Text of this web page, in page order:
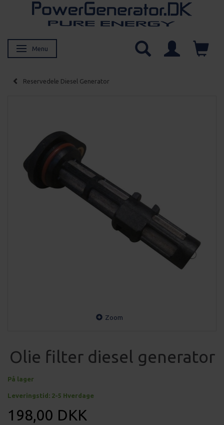
Skifte navigation
Menu
Reservedele Diesel Generator
Zoom
Olie filter diesel generator
På lager
Leveringstid: 2-5 Hverdage
198,00 DKK